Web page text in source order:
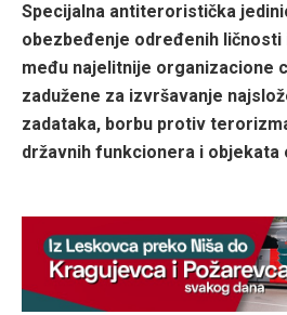
Specijalna antiteroristička
obezbeđenje određenih ličnosti
među najelitnije organizacione
zadužene za izvršavanje
zadataka, borbu protiv
državnih funkcionera i objekata